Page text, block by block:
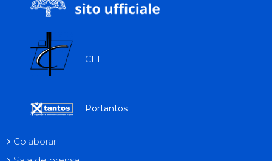
CEE
Portantos
Colaborar